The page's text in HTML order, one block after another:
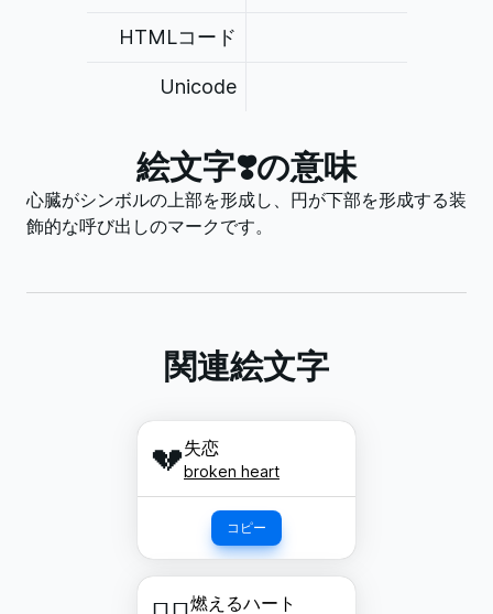
HTMLコード
Unicode
絵文字❣️の意味
心臓がシンボルの上部を形成し、円が下部を形成する装
飾的な呼び出しのマークです。
関連絵文字
💔失恋
broken heart
コピー
燃えるハート